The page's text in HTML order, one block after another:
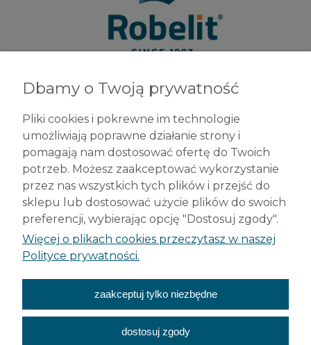
Robelit Sp. z o.o.
42-200 Częstochowa
tel. +48 (34) 377 42 98
info@robelit.pl
Pomoc
Płatności i dostawa
O nas
Dbamy o Twoją prywatność
Pliki cookies i pokrewne im technologie
umożliwiają poprawne działanie strony i
pomagają nam dostosować ofertę do Twoich
potrzeb. Możesz zaakceptować wykorzystanie
przez nas wszystkich tych plików i przejść do
sklepu lub dostosować użycie plików do swoich
preferencji, wybierając opcję "Dostosuj zgody".
Więcej o plikach cookies przeczytasz w naszej
Polityce prywatności.
zaakceptuj tylko niezbędne
dostosuj zgody